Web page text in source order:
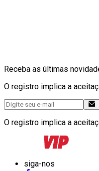
Receba as últimas
O registro implica a
O registro implica a
siga-nos